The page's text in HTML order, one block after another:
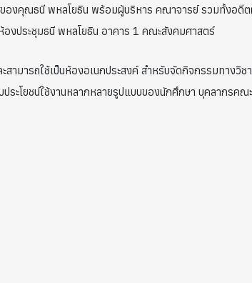
คุณธนี พหลโยธิน พร้อมผู้บริหาร คณาจารย์ รวมทั้งอดีต
ประชุมธนี พหลโยธิน อาคาร 1 คณะสังคมศาสตร์
สามารถใช้เป็นห้องอเนกประสงค์ สำหรับจัดกิจกรรมทาง
ะโยชน์ใช้งานหลากหลายรูปแบบของนักศึกษา บุคลากรคณ